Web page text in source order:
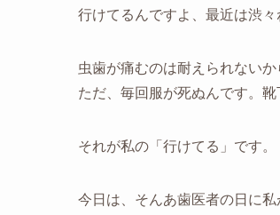
行けてるんですよ、最近は渋々
虫歯が痛むのは耐えられない
ただ、毎回服が死ぬんです。
それが私の「行けてる」です。
今日は、そんあ歯医者の日に